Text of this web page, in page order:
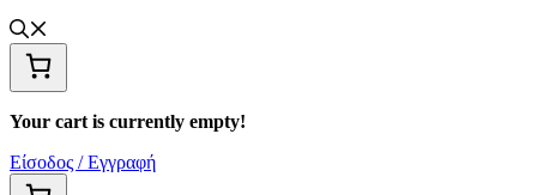
Your cart is currently empty!
Είσοδος / Εγγραφή